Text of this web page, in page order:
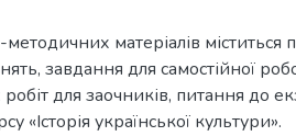
матеріалів міститься
завдання для самостійної
для заочників, питання до
«Історія української культури».